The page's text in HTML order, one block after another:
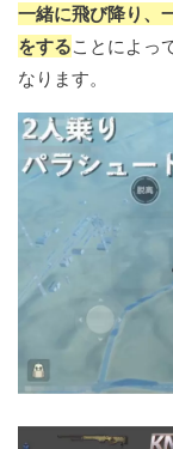
一緒に飛び降り、
をすることによっ
なります。